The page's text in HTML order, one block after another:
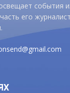
события
его